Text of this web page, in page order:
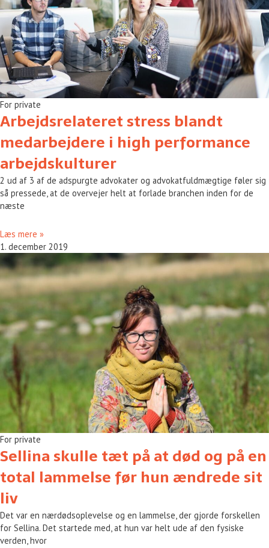
For private
Arbejdsrelateret stress blandt
medarbejdere i high performance
arbejdskulturer
2 ud af 3 af de adspurgte advokater og advokatfuldmægtige føler sig
så pressede, at de overvejer helt at forlade branchen inden for de
næste
Læs mere »
1. december 2019
For private
Sellina skulle tæt på at død og på en
total lammelse før hun ændrede sit
liv
Det var en nærdødsoplevelse og en lammelse, der gjorde forskellen
for Sellina. Det startede med, at hun var helt ude af den fysiske
verden, hvor